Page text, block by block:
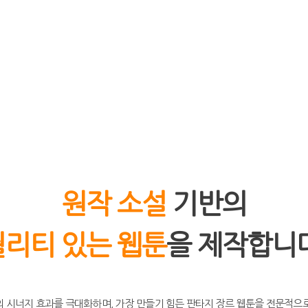
원작 소설 기반의
리티 있는 웹툰을 제작합니
시너지 효과를 극대화하며, 가장 만들기 힘든 판타지 장르 웹툰을 전문적으